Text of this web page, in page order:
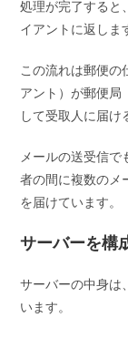
処理が完了すると
イアントに返しま
この流れは郵便の
アント）が郵便局
して受取人に届け
メールの送受信
者の間に複数のメ
を届けています。
サーバーを構
サーバーの中身は
います。